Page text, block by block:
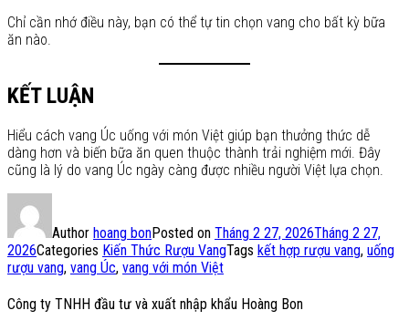
Chỉ cần nhớ điều này, bạn có thể tự tin chọn vang cho bất kỳ bữa
ăn nào.
KẾT LUẬN
Hiểu cách vang Úc uống với món Việt giúp bạn thưởng thức dễ
dàng hơn và biến bữa ăn quen thuộc thành trải nghiệm mới. Đây
cũng là lý do vang Úc ngày càng được nhiều người Việt lựa chọn.
Author hoang bonPosted on Tháng 2 27, 2026Tháng 2 27,
2026Categories Kiến Thức Rượu VangTags kết hợp rượu vang, uống
rượu vang, vang Úc, vang với món Việt
Công ty TNHH đầu tư và xuất nhập khẩu Hoàng Bon